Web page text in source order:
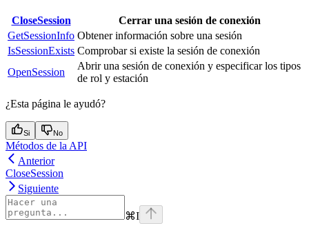
CloseSession
Cerrar una sesión de conexión
GetSessionInfo Obtener información sobre una sesión
IsSessionExists Comprobar si existe la sesión de conexión
OpenSession
Abrir una sesión de conexión y especificar los tipos
de rol y estación
¿Esta página le ayudó?
Si No
Métodos de la API
Anterior
CloseSession
Siguiente
⌘I